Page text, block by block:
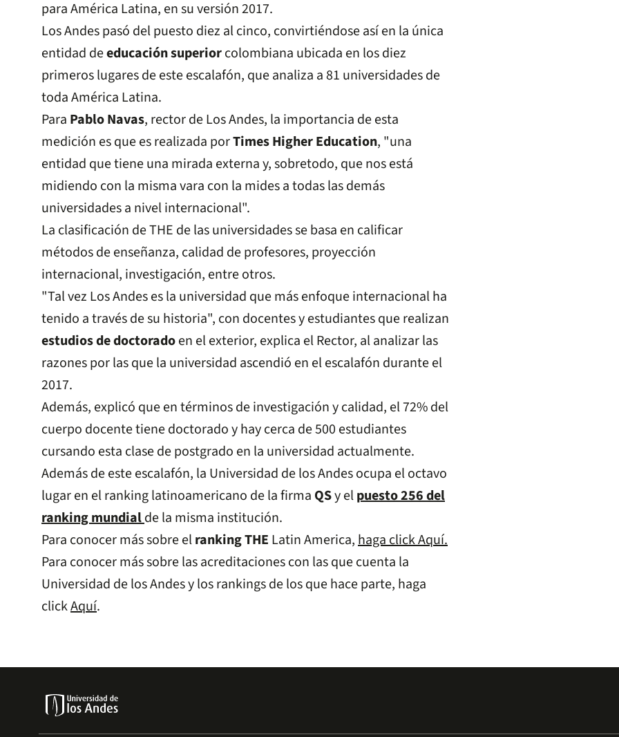
para América Latina, en su versión 2017.
Los Andes pasó del puesto diez al cinco, convirtiéndose así en la única
entidad deeducación superiorcolombiana ubicada en los diez
primeros lugares de este escalafón, que analiza a 81 universidades de
toda América Latina.
Para Pablo Navas, rector de Los Andes, la importancia de esta
medición es que es realizada porTimes Higher Education, "una
entidad que tiene una mirada externa y, sobretodo, que nos está
midiendo con la misma vara con la mides a todas las demás
universidades a nivel internacional".
La clasificación de THE de las universidades se basa en calificar
métodos de enseñanza, calidad de profesores, proyección
internacional, investigación, entre otros.
"Tal vez Los Andes es la universidad que más enfoque internacional ha
tenido a través de su historia", con docentes y estudiantes que realizan
estudios de doctoradoen el exterior, explica el Rector, al analizar las
razones por las que la universidad ascendió en el escalafón durante el
2017.
Además, explicó que en términos de investigación y calidad, el 72% del
cuerpo docente tiene doctorado y hay cerca de 500 estudiantes
cursando esta clase de postgrado en la universidad actualmente.
Además de este escalafón, la Universidad de los Andes ocupa el octavo
lugar en el ranking latinoamericano de la firma QSy elpuesto 256 del
ranking mundialde la misma institución.
Para conocer más sobre elranking THE Latin America,haga click Aquí.
Para conocer más sobre las acreditaciones con las que cuenta la
Universidad de los Andes y los rankings de los que hace parte, haga
clickAquí.